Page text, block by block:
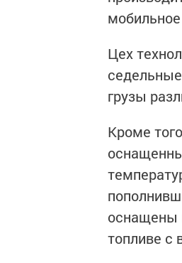
Цех
грузы
Кроме
оснащены
топливе с